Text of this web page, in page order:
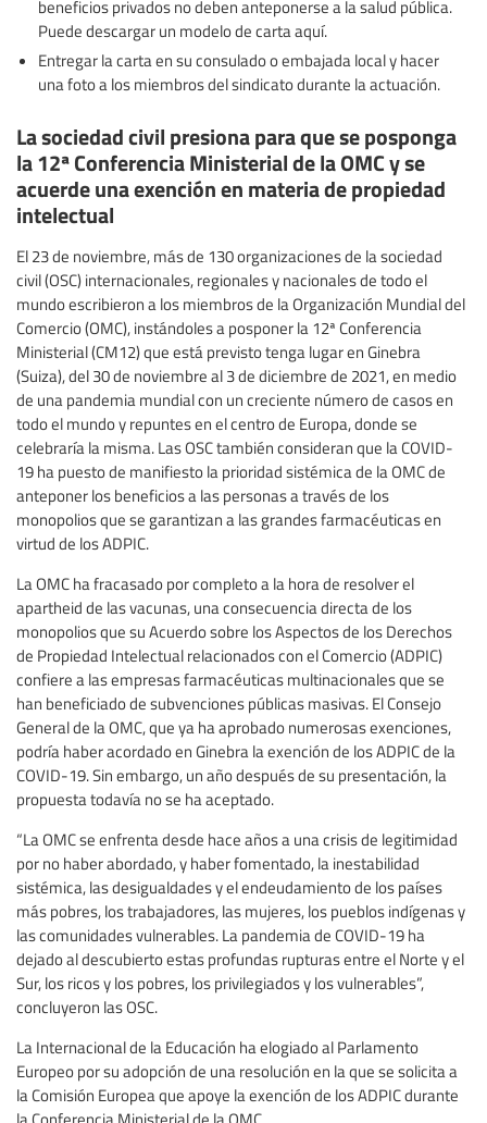
beneficios privados no deben anteponerse a la salud pública.
Puede descargar un modelo de carta aquí.
Entregar la carta en su consulado o embajada local y hacer
una foto a los miembros del sindicato durante la actuación.
La sociedad civil presiona para que se posponga
la 12ª Conferencia Ministerial de la OMC y se
acuerde una exención en materia de propiedad
intelectual
El 23 de noviembre, más de 130 organizaciones de la sociedad
civil (OSC) internacionales, regionales y nacionales de todo el
mundo escribieron a los miembros de la Organización Mundial del
Comercio (OMC), instándoles a posponer la 12ª Conferencia
Ministerial (CM12) que está previsto tenga lugar en Ginebra
(Suiza), del 30 de noviembre al 3 de diciembre de 2021, en medio
de una pandemia mundial con un creciente número de casos en
todo el mundo y repuntes en el centro de Europa, donde se
celebraría la misma. Las OSC también consideran que la COVID-
19 ha puesto de manifiesto la prioridad sistémica de la OMC de
anteponer los beneficios a las personas a través de los
monopolios que se garantizan a las grandes farmacéuticas en
virtud de los ADPIC.
La OMC ha fracasado por completo a la hora de resolver el
apartheid de las vacunas, una consecuencia directa de los
monopolios que su Acuerdo sobre los Aspectos de los Derechos
de Propiedad Intelectual relacionados con el Comercio (ADPIC)
confiere a las empresas farmacéuticas multinacionales que se
han beneficiado de subvenciones públicas masivas. El Consejo
General de la OMC, que ya ha aprobado numerosas exenciones,
podría haber acordado en Ginebra la exención de los ADPIC de la
COVID-19. Sin embargo, un año después de su presentación, la
propuesta todavía no se ha aceptado.
“La OMC se enfrenta desde hace años a una crisis de legitimidad
por no haber abordado, y haber fomentado, la inestabilidad
sistémica, las desigualdades y el endeudamiento de los países
más pobres, los trabajadores, las mujeres, los pueblos indígenas y
las comunidades vulnerables. La pandemia de COVID-19 ha
dejado al descubierto estas profundas rupturas entre el Norte y el
Sur, los ricos y los pobres, los privilegiados y los vulnerables”,
concluyeron las OSC.
La Internacional de la Educación ha elogiado al Parlamento
Europeo por su adopción de una resolución en la que se solicita a
la Comisión Europea que apoye la exención de los ADPIC durante